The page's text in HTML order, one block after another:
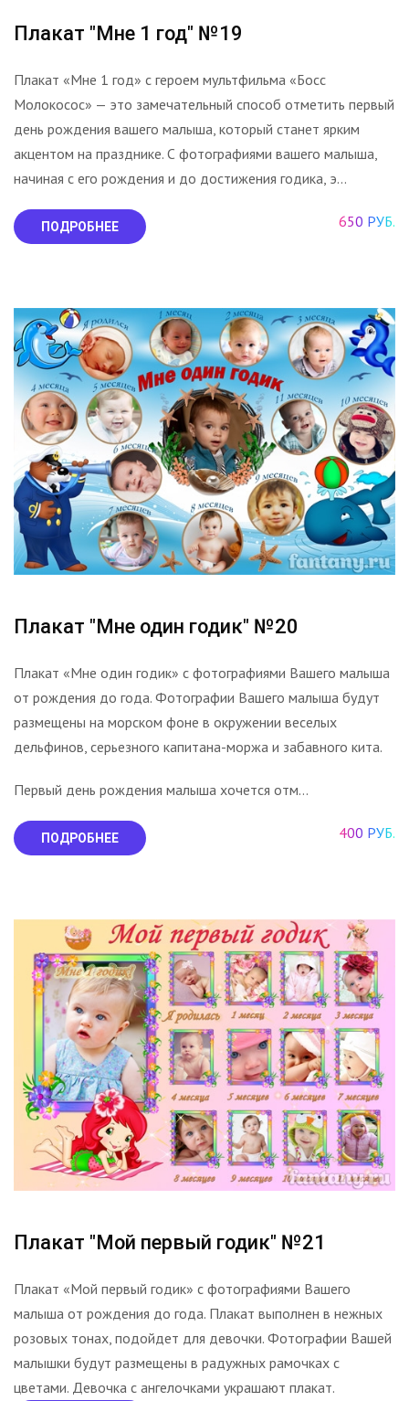
Плакат "Мне 1 год" №19
Плакат «Мне 1 год» с героем мультфильма «Босс
Молокосос» — это замечательный способ отметить первый
день рождения вашего малыша, который станет ярким
акцентом на празднике. С фотографиями вашего малыша,
начиная с его рождения и до достижения годика, э...
ПОДРОБНЕЕ 650 РУБ.
Плакат "Мне один годик" №20
Плакат «Мне один годик» с фотографиями Вашего малыша
от рождения до года. Фотографии Вашего малыша будут
размещены на морском фоне в окружении веселых
дельфинов, серьезного капитана-моржа и забавного кита.
Первый день рождения малыша хочется отм...
ПОДРОБНЕЕ 400 РУБ.
Плакат "Мой первый годик" №21
Плакат «Мой первый годик» с фотографиями Вашего
малыша от рождения до года. Плакат выполнен в нежных
розовых тонах, подойдет для девочки. Фотографии Вашей
малышки будут размещены в радужных рамочках с
цветами. Девочка с ангелочками украшают плакат.